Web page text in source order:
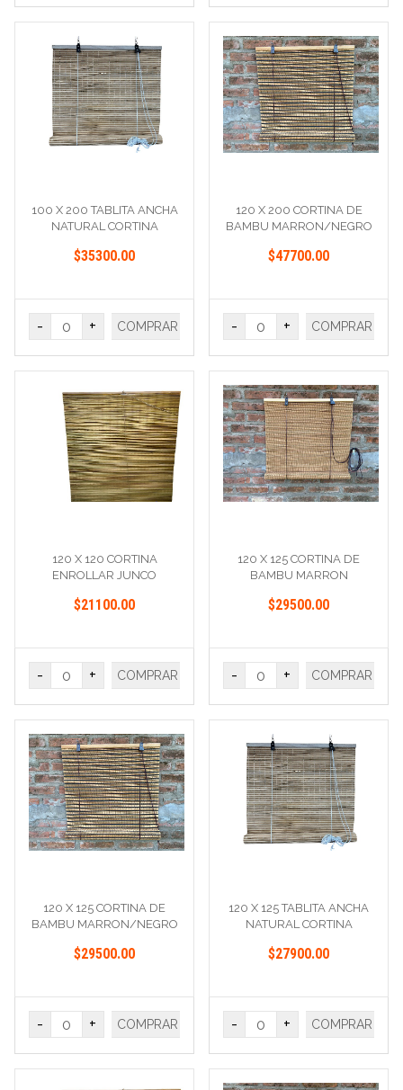
100 X 200 TABLITA ANCHA
NATURAL CORTINA
$35300.00
- + COMPRAR
120 X 200 CORTINA DE
BAMBU MARRON/NEGRO
$47700.00
- + COMPRAR
120 X 120 CORTINA
ENROLLAR JUNCO
$21100.00
- + COMPRAR
120 X 125 CORTINA DE
BAMBU MARRON
$29500.00
- + COMPRAR
120 X 125 CORTINA DE
BAMBU MARRON/NEGRO
$29500.00
- + COMPRAR
120 X 125 TABLITA ANCHA
NATURAL CORTINA
$27900.00
- + COMPRAR